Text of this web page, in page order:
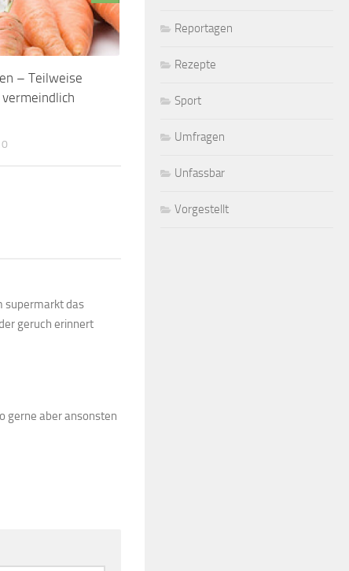
– Teilweise
supermarkt das
geruch erinnert
gerne aber ansonsten
Reportagen
Rezepte
Sport
Umfragen
Unfassbar
Vorgestellt